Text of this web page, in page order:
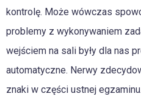
kontrolę. Może wówczas
problemy z wykonywaniem
wejściem na sali były dla nas
automatyczne. Nerwy
znaki w części ustnej egzaminu.